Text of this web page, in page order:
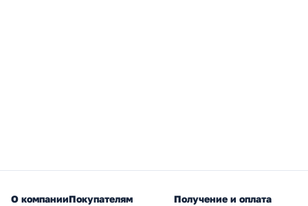
О компанииПокупателям Получение и оплата